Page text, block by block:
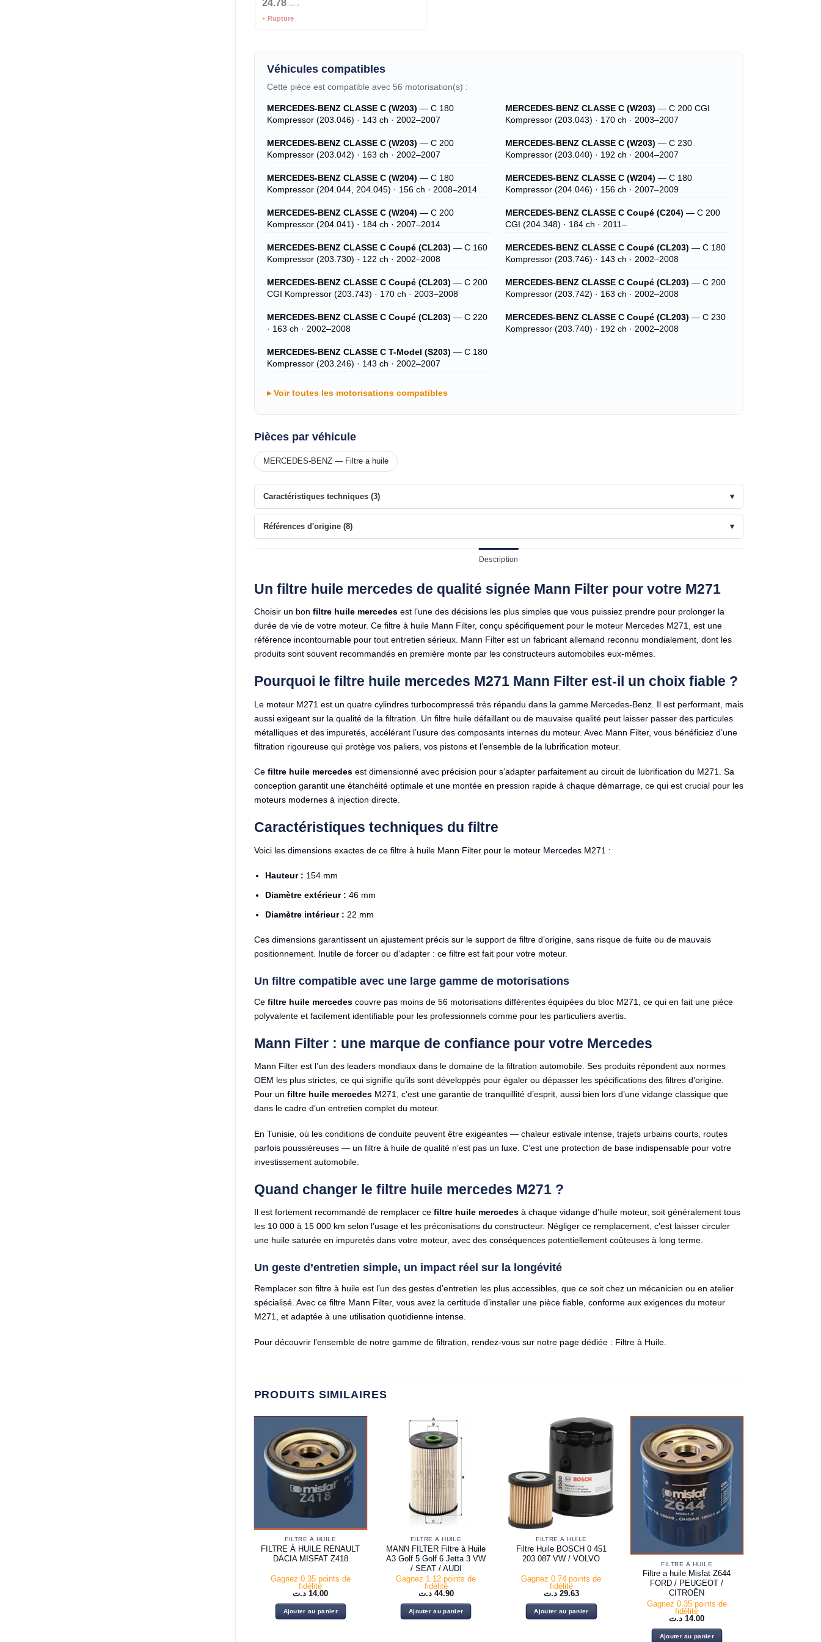
24.78 د.ت
Rupture
Véhicules compatibles
Cette pièce est compatible avec 56 motorisation(s) :
MERCEDES-BENZ CLASSE C (W203) — C 180
Kompressor (203.046) · 143 ch · 2002–2007
MERCEDES-BENZ CLASSE C (W203) — C 200 CGI
Kompressor (203.043) · 170 ch · 2003–2007
MERCEDES-BENZ CLASSE C (W203) — C 200
Kompressor (203.042) · 163 ch · 2002–2007
MERCEDES-BENZ CLASSE C (W203) — C 230
Kompressor (203.040) · 192 ch · 2004–2007
MERCEDES-BENZ CLASSE C (W204) — C 180
Kompressor (204.044, 204.045) · 156 ch · 2008–2014
MERCEDES-BENZ CLASSE C (W204) — C 180
Kompressor (204.046) · 156 ch · 2007–2009
MERCEDES-BENZ CLASSE C (W204) — C 200
Kompressor (204.041) · 184 ch · 2007–2014
MERCEDES-BENZ CLASSE C Coupé (C204) — C 200
CGI (204.348) · 184 ch · 2011–
MERCEDES-BENZ CLASSE C Coupé (CL203) — C 160
Kompressor (203.730) · 122 ch · 2002–2008
MERCEDES-BENZ CLASSE C Coupé (CL203) — C 180
Kompressor (203.746) · 143 ch · 2002–2008
MERCEDES-BENZ CLASSE C Coupé (CL203) — C 200
CGI Kompressor (203.743) · 170 ch · 2003–2008
MERCEDES-BENZ CLASSE C Coupé (CL203) — C 200
Kompressor (203.742) · 163 ch · 2002–2008
MERCEDES-BENZ CLASSE C Coupé (CL203) — C 220
· 163 ch · 2002–2008
MERCEDES-BENZ CLASSE C Coupé (CL203) — C 230
Kompressor (203.740) · 192 ch · 2002–2008
MERCEDES-BENZ CLASSE C T-Model (S203) — C 180
Kompressor (203.246) · 143 ch · 2002–2007
Voir toutes les motorisations compatibles
Pièces par véhicule
MERCEDES-BENZ — Filtre a huile
Caractéristiques techniques (3)
Références d'origine (8)
Description
Un filtre huile mercedes de qualité signée Mann Filter pour votre M271
Choisir un bon filtre huile mercedesest l’une des décisions les plus simples que vous puissiez prendre pour prolonger la
durée de vie de votre moteur. Ce filtre à huile Mann Filter, conçu spécifiquement pour le moteur Mercedes M271, est une
référence incontournable pour tout entretien sérieux. Mann Filter est un fabricant allemand reconnu mondialement, dont les
produits sont souvent recommandés en première monte par les constructeurs automobiles eux-mêmes.
Pourquoi le filtre huile mercedes M271 Mann Filter est-il un choix fiable ?
Le moteur M271 est un quatre cylindres turbocompressé très répandu dans la gamme Mercedes-Benz. Il est performant, mais
aussi exigeant sur la qualité de la filtration. Un filtre huile défaillant ou de mauvaise qualité peut laisser passer des particules
métalliques et des impuretés, accélérant l’usure des composants internes du moteur. Avec Mann Filter, vous bénéficiez d’une
filtration rigoureuse qui protège vos paliers, vos pistons et l’ensemble de la lubrification moteur.
Ce filtre huile mercedesest dimensionné avec précision pour s’adapter parfaitement au circuit de lubrification du M271. Sa
conception garantit une étanchéité optimale et une montée en pression rapide à chaque démarrage, ce qui est crucial pour les
moteurs modernes à injection directe.
Caractéristiques techniques du filtre
Voici les dimensions exactes de ce filtre à huile Mann Filter pour le moteur Mercedes M271 :
Hauteur : 154 mm
Diamètre extérieur : 46 mm
Diamètre intérieur : 22 mm
Ces dimensions garantissent un ajustement précis sur le support de filtre d’origine, sans risque de fuite ou de mauvais
positionnement. Inutile de forcer ou d’adapter : ce filtre est fait pour votre moteur.
Un filtre compatible avec une large gamme de motorisations
Ce filtre huile mercedescouvre pas moins de 56 motorisations différentes équipées du bloc M271, ce qui en fait une pièce
polyvalente et facilement identifiable pour les professionnels comme pour les particuliers avertis.
Mann Filter : une marque de confiance pour votre Mercedes
Mann Filter est l’un des leaders mondiaux dans le domaine de la filtration automobile. Ses produits répondent aux normes
OEM les plus strictes, ce qui signifie qu’ils sont développés pour égaler ou dépasser les spécifications des filtres d’origine.
Pour un filtre huile mercedesM271, c’est une garantie de tranquillité d’esprit, aussi bien lors d’une vidange classique que
dans le cadre d’un entretien complet du moteur.
En Tunisie, où les conditions de conduite peuvent être exigeantes — chaleur estivale intense, trajets urbains courts, routes
parfois poussiéreuses — un filtre à huile de qualité n’est pas un luxe. C’est une protection de base indispensable pour votre
investissement automobile.
Quand changer le filtre huile mercedes M271 ?
Il est fortement recommandé de remplacer ce filtre huile mercedesà chaque vidange d’huile moteur, soit généralement tous
les 10 000 à 15 000 km selon l’usage et les préconisations du constructeur. Négliger ce remplacement, c’est laisser circuler
une huile saturée en impuretés dans votre moteur, avec des conséquences potentiellement coûteuses à long terme.
Un geste d’entretien simple, un impact réel sur la longévité
Remplacer son filtre à huile est l’un des gestes d’entretien les plus accessibles, que ce soit chez un mécanicien ou en atelier
spécialisé. Avec ce filtre Mann Filter, vous avez la certitude d’installer une pièce fiable, conforme aux exigences du moteur
M271, et adaptée à une utilisation quotidienne intense.
Pour découvrir l’ensemble de notre gamme de filtration, rendez-vous sur notre page dédiée : Filtre à Huile.
PRODUITS SIMILAIRES
FILTRE À HUILE
FILTRE À HUILE RENAULT
DACIA MISFAT Z418
Gagnez 0.35 points de
fidélité
14.00 د.ت
Ajouter au panier
FILTRE À HUILE
MANN FILTER Filtre à Huile
A3 Golf 5 Golf 6 Jetta 3 VW
/ SEAT / AUDI
Gagnez 1.12 points de
fidélité
44.90 د.ت
Ajouter au panier
FILTRE À HUILE
Filtre Huile BOSCH 0 451
203 087 VW / VOLVO
Gagnez 0.74 points de
fidélité
29.63 د.ت
Ajouter au panier
FILTRE À HUILE
Filtre a huile Misfat Z644
FORD / PEUGEOT /
CITROËN
Gagnez 0.35 points de
fidélité
14.00 د.ت
Ajouter au panier